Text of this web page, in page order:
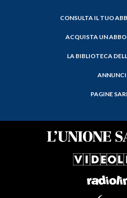
CONSULTA IL TUO
ACQUISTA UN
LA BIBLIOTECA
ANNUNCI
PAGINE